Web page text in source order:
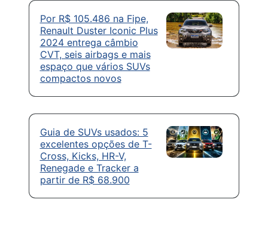
Por R$ 105.486 na Fipe,
Renault Duster Iconic Plus
2024 entrega câmbio
CVT, seis airbags e mais
espaço que vários SUVs
compactos novos
Guia de SUVs usados: 5
excelentes opções de T-
Cross, Kicks, HR-V,
Renegade e Tracker a
partir de R$ 68.900